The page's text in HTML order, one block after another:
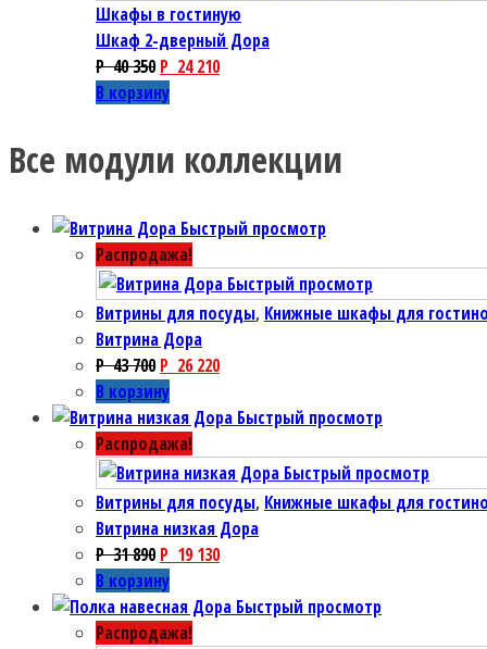
Шкафы в гостиную
Шкаф 2-дверный Дора
P40 350 P 24 210
В корзину
Все модули коллекции
Быстрый просмотр
Распродажа!
Быстрый просмотр
Витрины для посуды, Книжные шкафы для
Витрина Дора
P43 700 P 26 220
В корзину
Быстрый просмотр
Распродажа!
Быстрый просмотр
Витрины для посуды, Книжные шкафы для
Витрина низкая Дора
P31 890 P 19 130
В корзину
Быстрый просмотр
Распродажа!